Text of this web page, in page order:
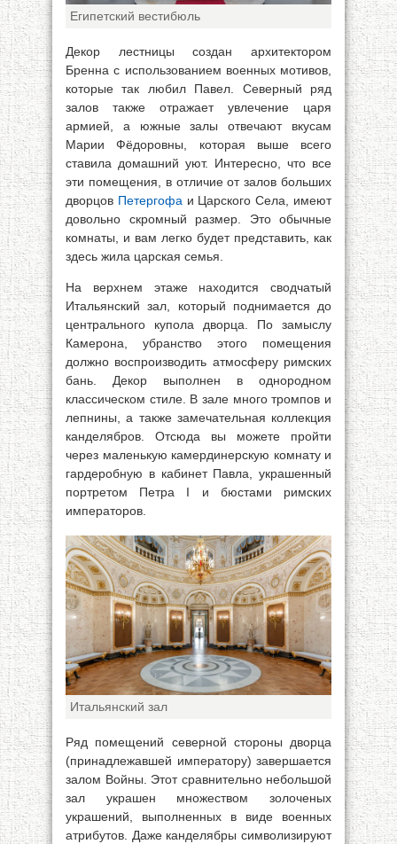
Египетский вестибюль
Декор лестницы создан архитектором
Бренна с использованием военных мотивов,
которые так любил Павел. Северный ряд
залов также отражает увлечение царя
армией, а южные залы отвечают вкусам
Марии Фёдоровны, которая выше всего
ставила домашний уют. Интересно, что все
эти помещения, в отличие от залов больших
дворцов Петергофа и Царского Села, имеют
довольно скромный размер. Это обычные
комнаты, и вам легко будет представить, как
здесь жила царская семья.
На верхнем этаже находится сводчатый
Итальянский зал, который поднимается до
центрального купола дворца. По замыслу
Камерона, убранство этого помещения
должно воспроизводить атмосферу римских
бань. Декор выполнен в однородном
классическом стиле. В зале много тромпов и
лепнины, а также замечательная коллекция
канделябров. Отсюда вы можете пройти
через маленькую камердинерскую комнату и
гардеробную в кабинет Павла, украшенный
портретом Петра I и бюстами римских
императоров.
Итальянский зал
Ряд помещений северной стороны дворца
(принадлежавшей императору) завершается
залом Войны. Этот сравнительно небольшой
зал украшен множеством золоченых
украшений, выполненных в виде военных
атрибутов. Даже канделябры символизируют